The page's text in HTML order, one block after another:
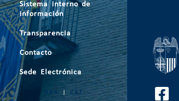
Sistema interno de
información
Transparencia
Contacto
Sede Electrónica
CAT